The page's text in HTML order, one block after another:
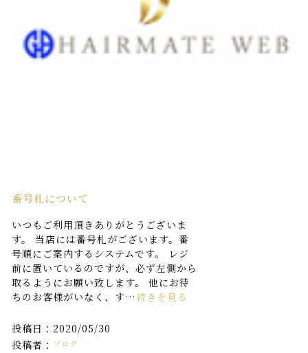
番号札について
いつもご利用頂きありがとうございま
す。 当店には番号札がございます。番
号順にご案内するシステムです。 レジ
前に置いているのですが、必ず左側から
取るようにお願い致します。 他にお待
ちのお客様がいなく、す… 続きを見る
投稿日：2020/05/30
投稿者： ブログ